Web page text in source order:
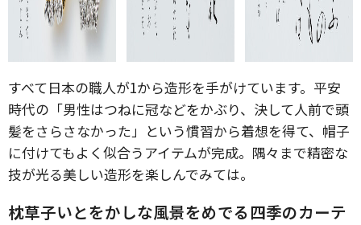
すべて日本の職人が1から造形を手がけています。平安
時代の「男性はつねに冠などをかぶり、決して人前で頭
髪をさらさなかった」という慣習から着想を得て、帽子
に付けてもよく似合うアイテムが完成。隅々まで精密な
技が光る美しい造形を楽しんでみては。
枕草子いとをかしな風景をめでる四季のカーテ